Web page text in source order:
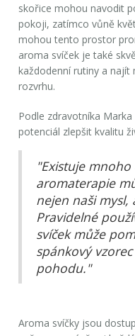
skořice mohou navodit
pokoji, zatímco vůně
mohou tento prostor
aroma svíček je také
každodenní rutiny a
rozvrhu.
Podle zdravotníka
potenciál zlepšit kvalitu
"Existuje
aromaterapie
nejen naši mysl,
Pravidelné
svíček může
spánkový
pohodu."
Aroma svíčky jsou